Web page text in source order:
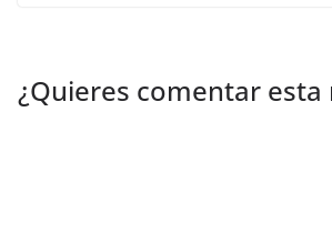
¿Quieres comentar esta